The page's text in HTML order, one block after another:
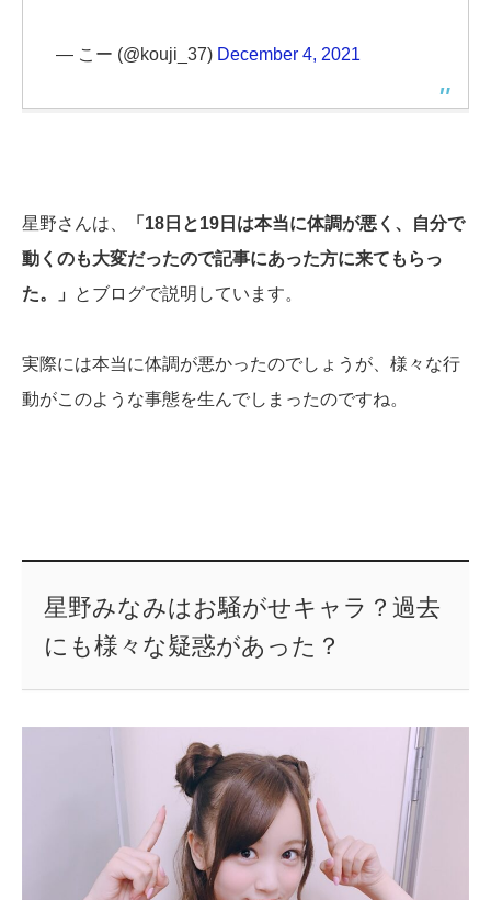
— こー (@kouji_37) December 4, 2021
星野さんは、
「18日と19日は本当に体調が悪く、自分で
動くのも大変だったので記事にあった方に来てもらっ
た。」
とブログで説明しています。
実際には本当に体調が悪かったのでしょうが、様々な行
動がこのような事態を生んでしまったのですね。
星野みなみはお騒がせキャラ？過去
にも様々な疑惑があった？